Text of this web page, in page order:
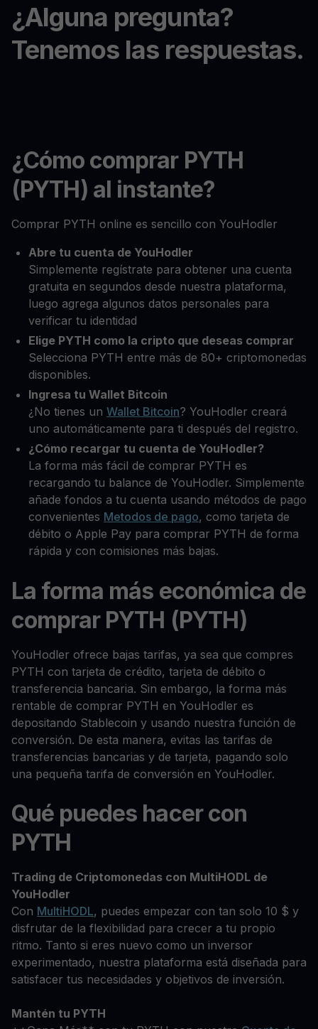
¿Alguna pregunta?
Tenemos las respuestas.
¿Cómo comprar PYTH
(PYTH) al instante?
Comprar PYTH online es sencillo con YouHodler
Abre tu cuenta de YouHodler
Simplemente regístrate para obtener una cuenta
gratuita en segundos desde nuestra plataforma,
luego agrega algunos datos personales para
verificar tu identidad
Elige PYTH como la cripto que deseas comprar
Selecciona PYTH entre más de 80+ criptomonedas
disponibles.
Ingresa tu Wallet Bitcoin
¿No tienes un Wallet Bitcoin? YouHodler creará
uno automáticamente para ti después del registro.
¿Cómo recargar tu cuenta de YouHodler?
La forma más fácil de comprar PYTH es
recargando tu balance de YouHodler. Simplemente
añade fondos a tu cuenta usando métodos de pago
convenientes Metodos de pago, como tarjeta de
débito o Apple Pay para comprar PYTH de forma
rápida y con comisiones más bajas.
La forma más económica de
comprar PYTH (PYTH)
YouHodler ofrece bajas tarifas, ya sea que compres
PYTH con tarjeta de crédito, tarjeta de débito o
transferencia bancaria. Sin embargo, la forma más
rentable de comprar PYTH en YouHodler es
depositando Stablecoin y usando nuestra función de
conversión. De esta manera, evitas las tarifas de
transferencias bancarias y de tarjeta, pagando solo
una pequeña tarifa de conversión en YouHodler.
Qué puedes hacer con
PYTH
Trading de Criptomonedas con MultiHODL de
YouHodler
Con MultiHODL, puedes empezar con tan solo 10 $ y
disfrutar de la flexibilidad para crecer a tu propio
ritmo. Tanto si eres nuevo como un inversor
experimentado, nuestra plataforma está diseñada para
satisfacer tus necesidades y objetivos de inversión.
Mantén tu PYTH